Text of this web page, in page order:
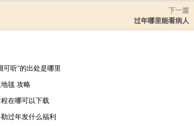
下一篇
过年哪里能看病人
可听”的出处是哪里
毯 攻略
在哪可以下载
过年发什么福利